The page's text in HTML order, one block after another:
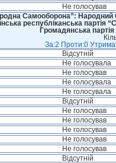
Не голосував
Самооборона”: Народний
республіканська
Громадянська
За:2 Проти:0
Відсутній
Не голосувала
Не голосував
Не голосувала
Не голосувала
Відсутній
Не голосував
Не голосував
Не голосував
Не голосував
Не голосував
Відсутній